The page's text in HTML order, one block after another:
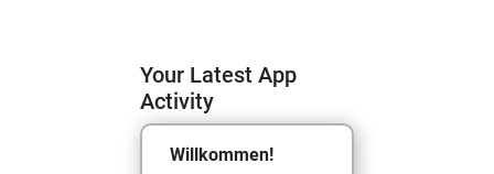
Your Latest App
Activity
Willkommen!